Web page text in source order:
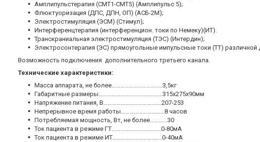
Амплипульстерапия (СМТ1-СМТ5) (Амплипульс 5);
Флюктуоризация (ДПС, ДПН, ОП) (АСБ-2М);
Электростимуляция (ЭСМ) (Стимул);
Интерференцтерапия (интерференцион. токи по Немеку)(ИТ).
Транскраниальная электростимуляция (ТЭC) (Интердин);
Электросонтерапия (ЭС) прямоугольные импульсные токи (ТТ)
Возможность подключения дополнительного третьего канала.
Технические характеристики:
Масса аппарата, не более………………………….....3,5кг
Габаритные размеры………………………………........315х275х90мм
Напряжение питания, В…………………………….......207-253
Непрерывное время работы………………………...8 часов
Потребляемая мощность, Вт, не более…………30
Ток пациента в режиме ГТ…………………………....0-80мА
Ток пациента в режиме ИТ………………………..…..0-40мА